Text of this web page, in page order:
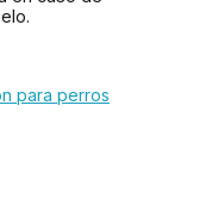
para perros